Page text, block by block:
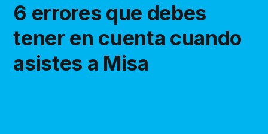
6 errores que debes
tener en cuenta cuando
asistes a Misa